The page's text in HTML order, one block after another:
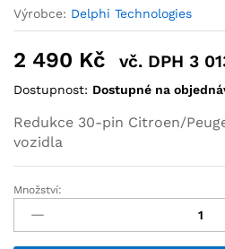
Výrobce: Delphi Technologies
2 490 Kč vč. DPH 3
Dostupnost: Dostupné na
Redukce 30-pin Citroen/
vozidla
Množství: